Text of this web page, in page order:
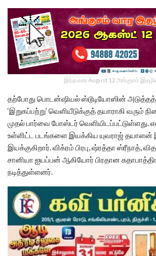
இந்த வார August 12 அங்குசம்
தற்போது பொடன்ஷியல் ஸ்டூடியோஸின் அடுத்தத்
‘இறுகப்பற்று’ வெளியீடுக்குத் தயாராகி வரும்
முதல் பார்வை போஸ்டர் வெளியிடப்பட்டுள்ளது.
உள்ளிட்ட படங்களை இயக்கிய யுவராஜ்
இயக்குகிறார். விக்ரம் பிரபு, ஷ்ரத்தா ஸ்ரீநாத்,
சானியா ஐயப்பன் ஆகியோர் பிரதான
நடித்துள்ளனர்.